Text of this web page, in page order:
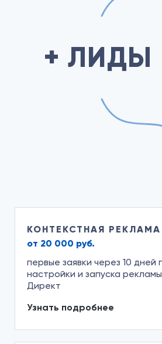
+ ЛИДЫ
КОНТЕКСТНАЯ РЕКЛАМА
от 20 000 руб.
первые заявки через 10 дней
настройки и запуска
Директ
Узнать подробнее